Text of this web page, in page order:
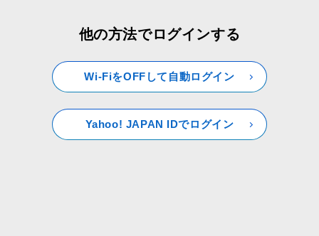
他の方法でログインする
Wi-FiをOFFして自動ログイン
Yahoo! JAPAN IDでログイン